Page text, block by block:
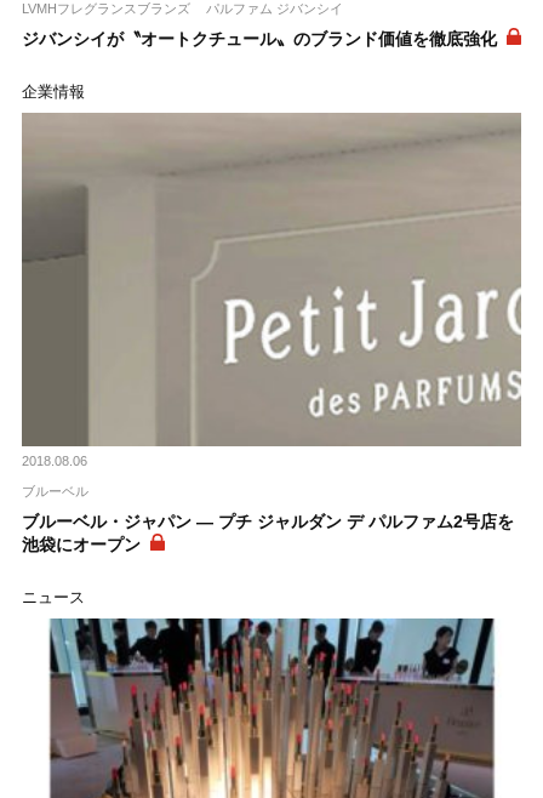
LVMHフレグランスブランズ パルファム ジバンシイ
ジバンシイが〝オートクチュール〟のブランド価値を徹底強化
企業情報
2018.08.06
ブルーベル
ブルーベル・ジャパン ― プチ ジャルダン デ パルファム2号店を
池袋にオープン
ニュース